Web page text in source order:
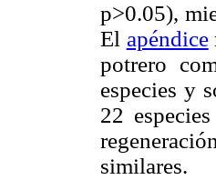
p>0.05),
El apéndice
potrero
especies y
22
similares.